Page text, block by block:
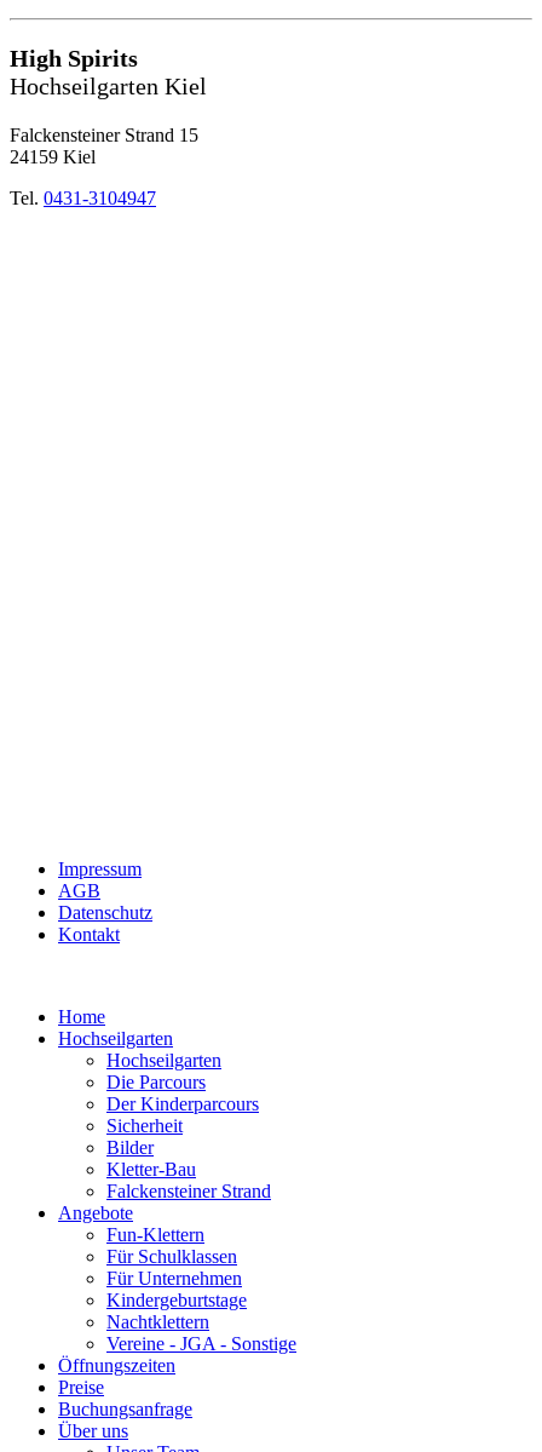
High Spirits
Hochseilgarten Kiel
Falckensteiner Strand 15
24159 Kiel
Tel. 0431-3104947
Impressum
AGB
Datenschutz
Kontakt
Home
Hochseilgarten
Hochseilgarten
Die Parcours
Der Kinderparcours
Sicherheit
Bilder
Kletter-Bau
Falckensteiner Strand
Angebote
Fun-Klettern
Für Schulklassen
Für Unternehmen
Kindergeburtstage
Nachtklettern
Vereine - JGA - Sonstige
Öffnungszeiten
Preise
Buchungsanfrage
Über uns